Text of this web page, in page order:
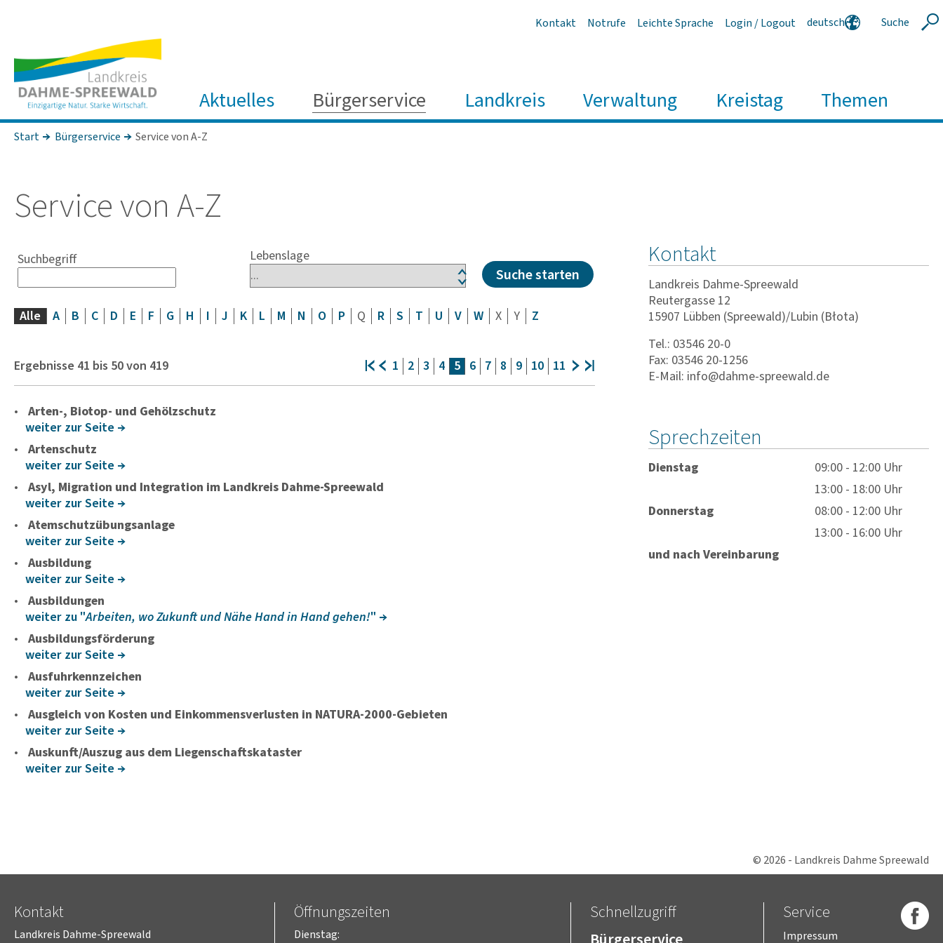
Kontakt Notrufe Leichte Sprache Login / Logout
deutsch
Suche
Aktuelles Bürgerservice Landkreis Verwaltung Kreistag Themen
Start Bürgerservice Service von A-Z
Service von A-Z
Suchbegriff Lebenslage
Suche starten
Alle A B C D E F G H I J K L M N O P Q R S T U V W X Y Z
Ergebnisse 41 bis 50von 419 1 2 3 4 5 6 7 8 9 10 11
Arten-, Biotop- und Gehölzschutz
weiter zur Seite
Artenschutz
weiter zur Seite
Asyl, Migration und Integration im Landkreis Dahme-Spreewald
weiter zur Seite
Atemschutzübungsanlage
weiter zur Seite
Ausbildung
weiter zur Seite
Ausbildungen
weiter zu "Arbeiten, wo Zukunft und Nähe Hand in Hand gehen!"
Ausbildungsförderung
weiter zur Seite
Ausfuhrkennzeichen
weiter zur Seite
Ausgleich von Kosten und Einkommensverlusten in NATURA-2000-Gebieten
weiter zur Seite
Auskunft/Auszug aus dem Liegenschaftskataster
weiter zur Seite
Kontakt
Landkreis Dahme-Spreewald
Reutergasse 12
15907 Lübben (Spreewald)/Lubin (Błota)
Tel.: 03546 20-0
Fax: 03546 20-1256
E-Mail: info@dahme-spreewald.de
Sprechzeiten
Dienstag
09:00 - 12:00 Uhr
13:00 - 18:00 Uhr
Donnerstag
08:00 - 12:00 Uhr
13:00 - 16:00 Uhr
und nach Vereinbarung
© 2026 - Landkreis Dahme Spreewald
Kontakt
Landkreis Dahme-Spreewald
Öffnungszeiten
Dienstag:
Schnellzugriff
Service
Impressum